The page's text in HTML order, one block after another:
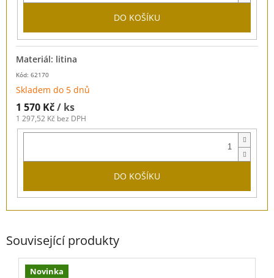
DO KOŠÍKU
Kód: 62170
Materiál: litina
Skladem do 5 dnů
1 570 Kč/ ks
1 297,52 Kč bez DPH
DO KOŠÍKU
Související produkty
Novinka